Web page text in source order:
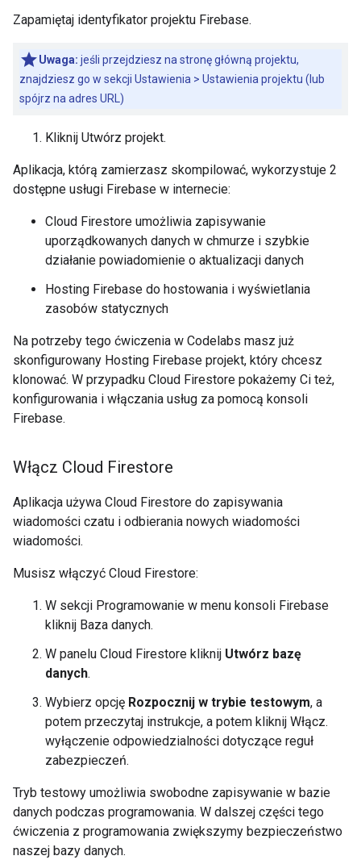
Zapamiętaj identyfikator projektu Firebase.
Uwaga: jeśli przejdziesz na stronę główną projektu,
znajdziesz go w sekcji Ustawienia > Ustawienia projektu (lub
spójrz na adres URL)
Kliknij Utwórz projekt.
Aplikacja, którą zamierzasz skompilować, wykorzystuje 2
dostępne usługi Firebase w internecie:
Cloud Firestore umożliwia zapisywanie
uporządkowanych danych w chmurze i szybkie
działanie powiadomienie o aktualizacji danych
Hosting Firebase do hostowania i wyświetlania
zasobów statycznych
Na potrzeby tego ćwiczenia w Codelabs masz już
skonfigurowany Hosting Firebase projekt, który chcesz
klonować. W przypadku Cloud Firestore pokażemy Ci też,
konfigurowania i włączania usług za pomocą konsoli
Firebase.
Włącz Cloud Firestore
Aplikacja używa Cloud Firestore do zapisywania
wiadomości czatu i odbierania nowych wiadomości
wiadomości.
Musisz włączyć Cloud Firestore:
W sekcji Programowanie w menu konsoli Firebase
kliknij Baza danych.
W panelu Cloud Firestore kliknij Utwórz bazę
danych.
Wybierz opcję Rozpocznij w trybie testowym, a
potem przeczytaj instrukcje, a potem kliknij Włącz.
wyłączenie odpowiedzialności dotyczące reguł
zabezpieczeń.
Tryb testowy umożliwia swobodne zapisywanie w bazie
danych podczas programowania. W dalszej części tego
ćwiczenia z programowania zwiększymy bezpieczeństwo
naszej bazy danych.